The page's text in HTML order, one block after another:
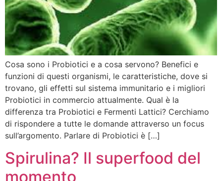
Cosa sono i Probiotici e a cosa servono? Benefici e
funzioni di questi organismi, le caratteristiche, dove si
trovano, gli effetti sul sistema immunitario e i migliori
Probiotici in commercio attualmente. Qual è la
differenza tra Probiotici e Fermenti Lattici? Cerchiamo
di rispondere a tutte le domande attraverso un focus
sull’argomento. Parlare di Probiotici è […]
Spirulina? Il superfood del
momento